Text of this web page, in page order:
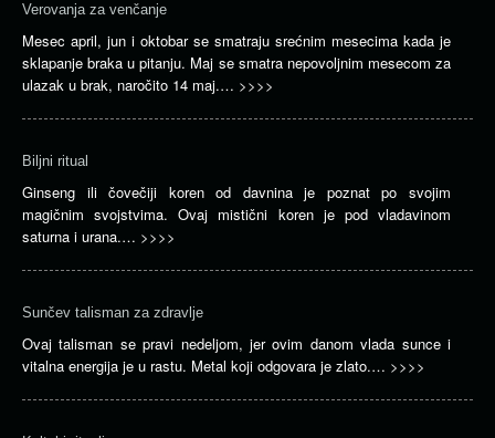
Verovanja za venčanje
Mesec april, jun i oktobar se smatraju srećnim mesecima kada je
sklapanje braka u pitanju. Maj se smatra nepovoljnim mesecom za
ulazak u brak, naročito 14 maj.… >>>>
Biljni ritual
Ginseng ili čovečiji koren od davnina je poznat po svojim
magičnim svojstvima. Ovaj mistični koren je pod vladavinom
saturna i urana.… >>>>
Sunčev talisman za zdravlje
Ovaj talisman se pravi nedeljom, jer ovim danom vlada sunce i
vitalna energija je u rastu. Metal koji odgovara je zlato.… >>>>